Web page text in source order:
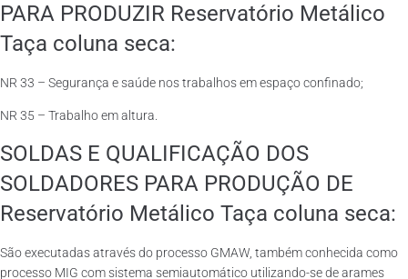
PARA PRODUZIR Reservatório Metálico
Taça coluna seca:
NR 33 – Segurança e saúde nos trabalhos em espaço confinado;
NR 35 – Trabalho em altura.
SOLDAS E QUALIFICAÇÃO DOS
SOLDADORES PARA PRODUÇÃO DE
Reservatório Metálico Taça coluna seca:
São executadas através do processo GMAW, também conhecida como
processo MIG com sistema semiautomático utilizando-se de arames